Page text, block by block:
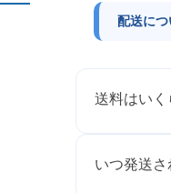
配送につ
送料はいく
いつ発送さ